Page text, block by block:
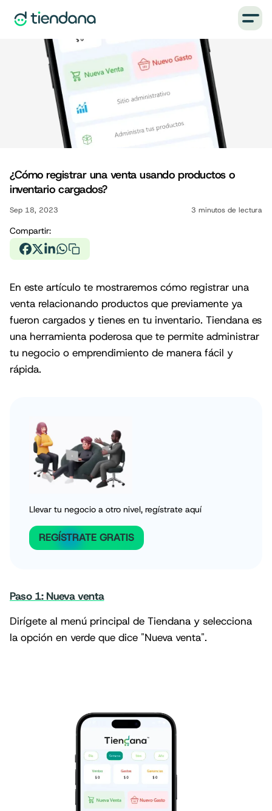
¿Cómo registrar una venta usando productos o
inventario cargados?
Sep 18, 2023 3 minutos de lectura
Compartir:
En este artículo te mostraremos cómo registrar una
venta relacionando productos que previamente ya
fueron cargados y tienes en tu inventario. Tiendana es
una herramienta poderosa que te permite administrar
tu negocio o emprendimiento de manera fácil y
rápida.
Llevar tu negocio a otro nivel, regístrate aquí
REGÍSTRATE GRATIS
Paso 1: Nueva venta
Dirígete al menú principal de Tiendana y selecciona
la opción en verde que dice "Nueva venta".